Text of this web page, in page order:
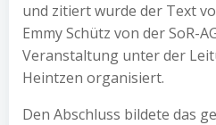
und zitiert wurde der Text
Emmy Schütz von der SoR-
Veranstaltung unter der
Heintzen organisiert.
Den Abschluss bildete das